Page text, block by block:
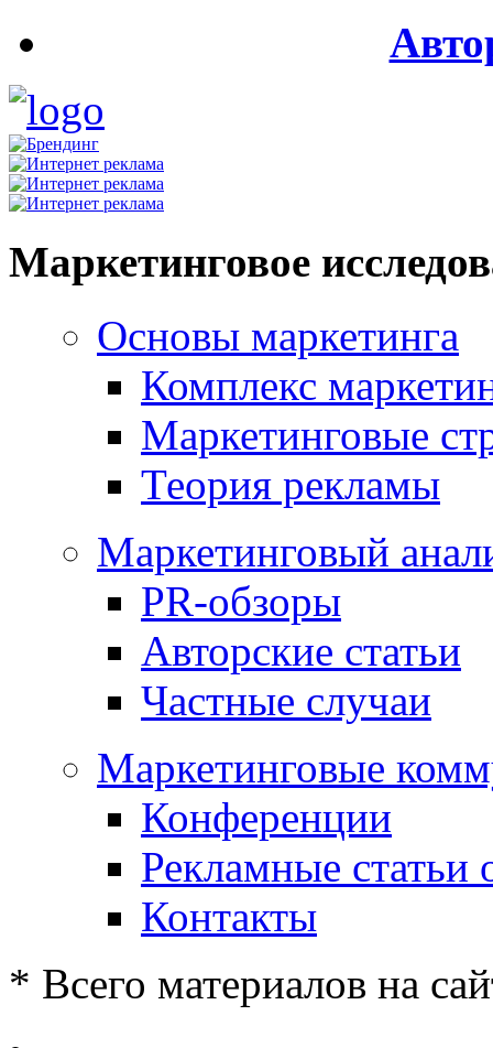
Маркетинговое
Основы маркетинга
Комплекс
Маркетинговые
Теория рекламы
Маркетинговый
PR-обзоры
Авторские статьи
Частные случаи
Маркетинговые
Конференции
Рекламные статьи
Контакты
* Всего материалов на